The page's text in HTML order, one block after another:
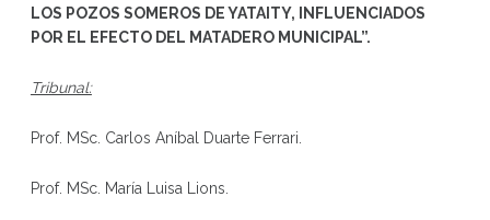
LOS POZOS SOMEROS DE YATAITY, INFLUENCIADOS
POR EL EFECTO DEL MATADERO MUNICIPAL”.
Tribunal:
Prof. MSc. Carlos Aníbal Duarte Ferrari.
Prof. MSc. María Luisa Lions.